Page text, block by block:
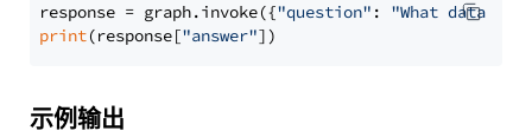
response = graph.invoke({"question" : "What data
print(response["answer"
示例输出